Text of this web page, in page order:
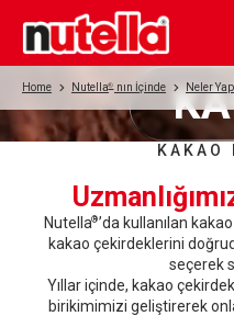
Home Nutella® nın İçinde Neler
KAKAO
Nutella®’da kullanılan
kakao çekirdeklerini
seçerek
Yıllar içinde, kakao
birikimimizi geliştirerek